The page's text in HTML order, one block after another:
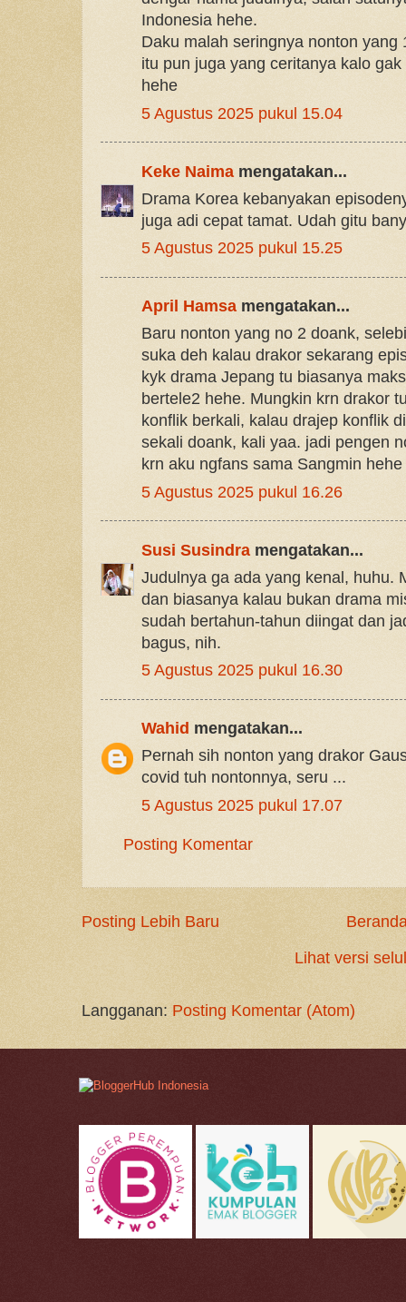
Indonesia hehe.
Daku malah seringnya nonton yang
itu pun juga yang ceritanya kalo
hehe
5 Agustus 2025 pukul 15.04
Keke Naima mengatakan...
Drama Korea kebanyakan
juga adi cepat tamat. Udah gitu
5 Agustus 2025 pukul 15.25
April Hamsamengatakan...
Baru nonton yang no 2 doank,
suka deh kalau drakor sekarang
kyk drama Jepang tu biasanya
bertele2 hehe. Mungkin krn drakor
konflik berkali, kalau drajep konflik
sekali doank, kali yaa. jadi pengen
krn aku ngfans sama Sangmin hehe
5 Agustus 2025 pukul 16.26
Susi Susindra mengatakan...
Judulnya ga ada yang kenal, huhu.
dan biasanya kalau bukan drama
sudah bertahun-tahun diingat dan
bagus, nih.
5 Agustus 2025 pukul 16.30
Wahid mengatakan...
Pernah sih nonton yang drakor
covid tuh nontonnya, seru ...
5 Agustus 2025 pukul 17.07
Posting Komentar
Posting Lebih Baru
Lihat versi
Langganan: Posting Komentar (Atom)